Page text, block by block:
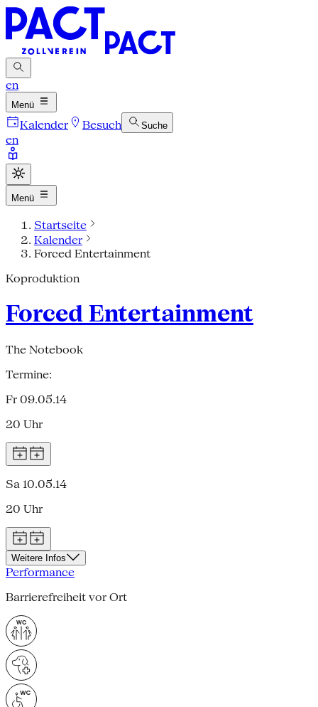
en
Menü
Kalender Besuch Suche
en
Menü
Startseite
Kalender
Forced Entertainment
Koproduktion
Forced Entertainment
The Notebook
Termine:
Fr 09.05.14
20 Uhr
Sa 10.05.14
20 Uhr
Weitere Infos
Performance
Barrierefreiheit vor Ort